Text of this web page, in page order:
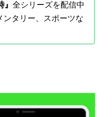
全シリーズを配信中
ンタリー、スポーツな